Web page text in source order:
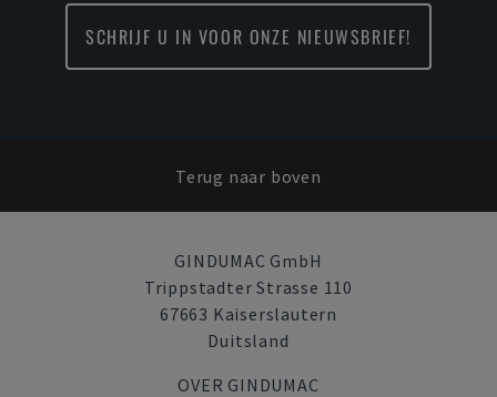
SCHRIJF U IN VOOR ONZE NIEUWSBRIEF!
Terug naar boven
GINDUMAC GmbH
Trippstadter Strasse 110
67663 Kaiserslautern
Duitsland
OVER GINDUMAC